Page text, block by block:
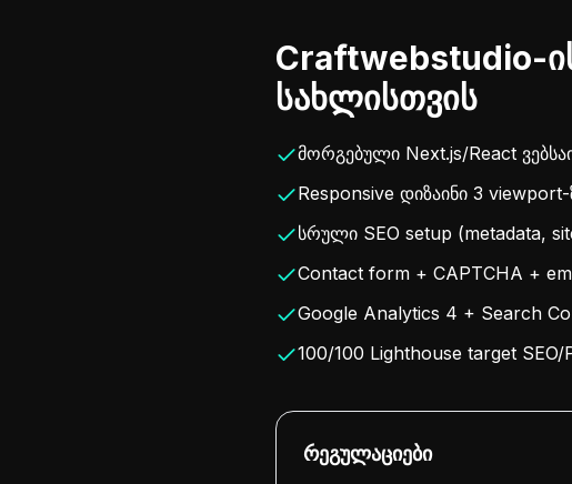
Craftwebstudio-
სახლისთვის
მორგებული Next.js/React
Responsive დიზაინი 3
სრული SEO setup (metadata,
Contact form + CAPTCHA +
Google Analytics 4 + Search
100/100 Lighthouse target
რეგულაციები